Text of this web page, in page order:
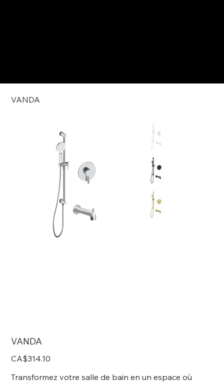
VANDA
VANDA
Price
CA$314.10
Transformez votre salle de bain en un espace où